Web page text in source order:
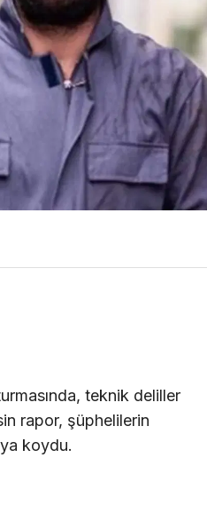
teknik deliller
rapor, şüphelilerin
koydu.